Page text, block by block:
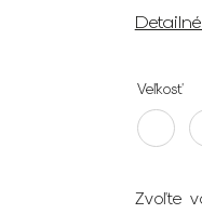
Veľkosť
Zvoľte